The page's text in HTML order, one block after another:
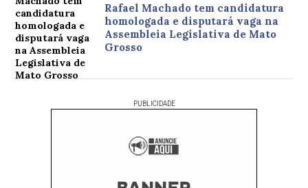
Rafael Machado tem candidatura
homologada e disputará vaga na
Assembleia Legislativa de Mato
Grosso
PUBLICIDADE